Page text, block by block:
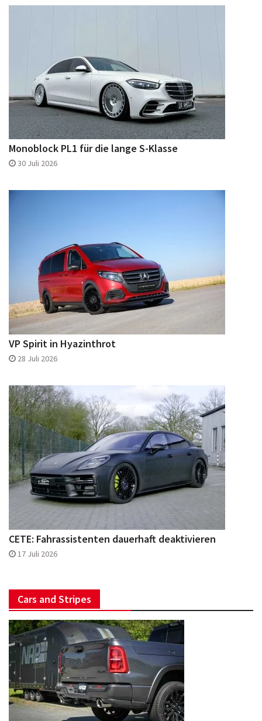
Monoblock PL1 für die lange S-Klasse
30 Juli 2026
VP Spirit in Hyazinthrot
28 Juli 2026
CETE: Fahrassistenten dauerhaft deaktivieren
17 Juli 2026
Cars and Stripes